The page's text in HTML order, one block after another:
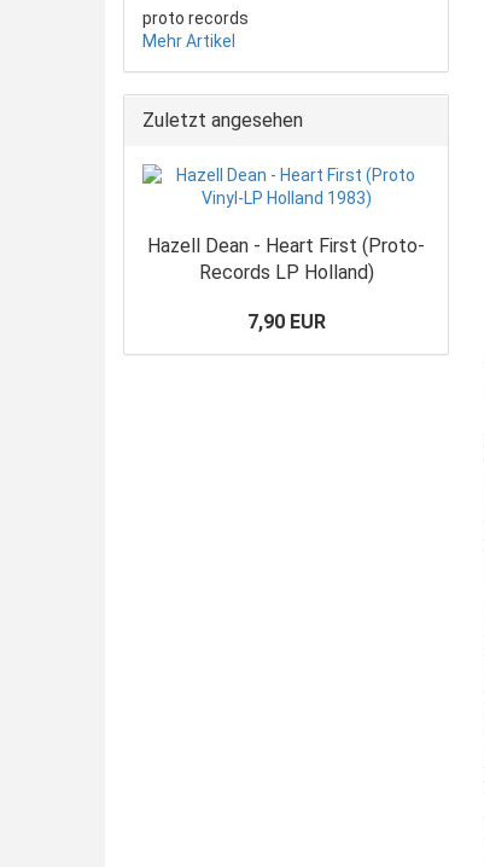
proto records
Mehr Artikel
Zuletzt angesehen
Hazell Dean - Heart First (Proto-
Records LP Holland)
7,90 EUR